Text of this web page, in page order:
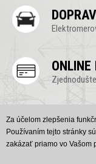
ONLINE
ONLINE
Vyskúšajte
Za účelom zlepšenia
Používaním tejto stránky
zakázať priamo vo Vašom